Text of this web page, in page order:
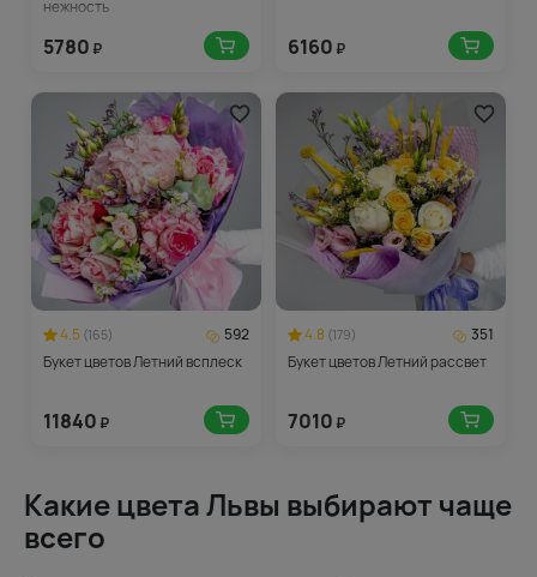
нежность
5780 ₽ 6160 ₽
4.5 (165)
592
Букет цветов Летний всплеск
11840 ₽
4.8 (179)
351
Букет цветов Летний рассвет
7010 ₽
Какие цвета Львы выбирают чаще
всего